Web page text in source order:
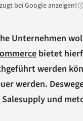
bei Google anzeigen!
Unternehmen
bietet
werden
werden.
und